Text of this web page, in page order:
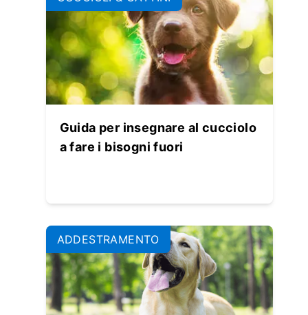
Guida per insegnare al cucciolo
a fare i bisogni fuori
ADDESTRAMENTO